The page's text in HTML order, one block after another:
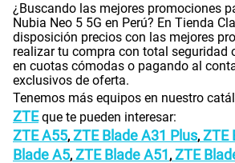
¿Buscando las mejores promociones
Nubia Neo 5 5G en Perú? En Tienda
disposición precios con las mejores
realizar tu compra con total seguridad
en cuotas cómodas o pagando al
exclusivos de oferta.
Tenemos más equipos en nuestro
ZTEque te pueden interesar:
ZTE A55, ZTE Blade A31 Plus, ZTE
Blade A5, ZTE Blade A51 , ZTE